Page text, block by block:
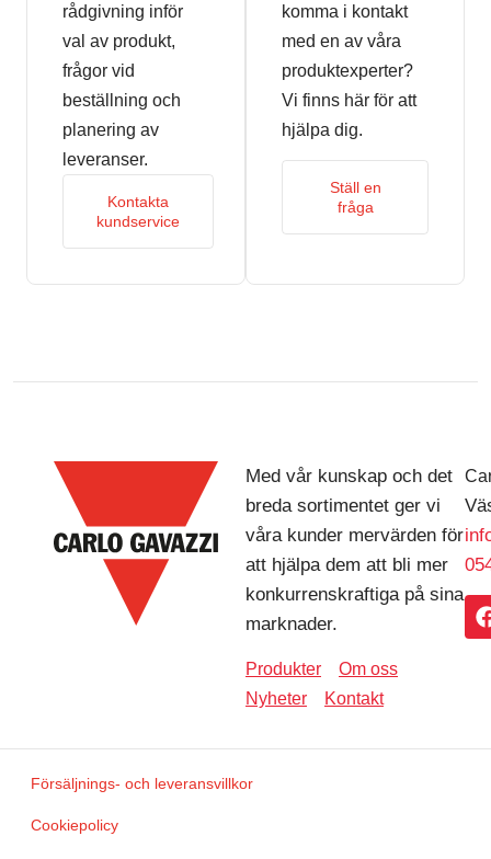
rådgivning inför
val av produkt,
frågor vid
beställning och
planering av
leveranser.
Kontakta
kundservice
komma i kontakt
med en av våra
produktexperter?
Vi finns här för att
hjälpa dig.
Ställ en
fråga
Med vår kunskap och det
breda sortimentet ger vi
våra kunder mervärden för
att hjälpa dem att bli mer
konkurrenskraftiga på sina
marknader.
Produkter
Om oss
Nyheter
Kontakt
Försäljnings- och leveransvillkor
Cookiepolicy